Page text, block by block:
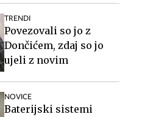
TRENDI
Povezovali so jo z
Dončićem, zdaj so jo
ujeli z novim
NOVICE
Baterijski sistemi